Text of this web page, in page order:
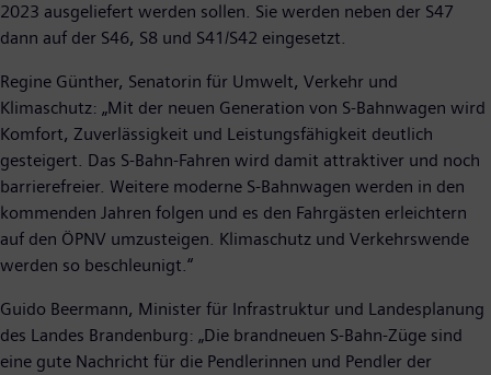
2023 ausgeliefert werden sollen. Sie werden neben der S47
dann auf der S46, S8 und S41/S42 eingesetzt.
Regine Günther, Senatorin für Umwelt, Verkehr und
Klimaschutz: „Mit der neuen Generation von S-Bahnwagen wird
Komfort, Zuverlässigkeit und Leistungsfähigkeit deutlich
gesteigert. Das S-Bahn-Fahren wird damit attraktiver und noch
barrierefreier. Weitere moderne S-Bahnwagen werden in den
kommenden Jahren folgen und es den Fahrgästen erleichtern
auf den ÖPNV umzusteigen. Klimaschutz und Verkehrswende
werden so beschleunigt.“
Guido Beermann, Minister für Infrastruktur und Landesplanung
des Landes Brandenburg: „Die brandneuen S-Bahn-Züge sind
eine gute Nachricht für die Pendlerinnen und Pendler der